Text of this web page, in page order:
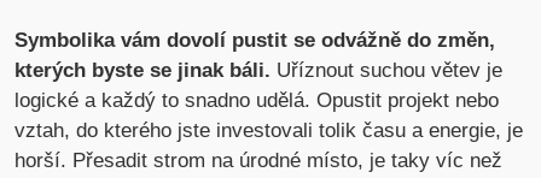
Symbolika vám dovolí pustit se odvážně do změn,
kterých byste se jinak báli. Uříznout suchou větev je
logické a každý to snadno udělá. Opustit projekt nebo
vztah, do kterého jste investovali tolik času a energie, je
horší. Přesadit strom na úrodné místo, je taky víc než